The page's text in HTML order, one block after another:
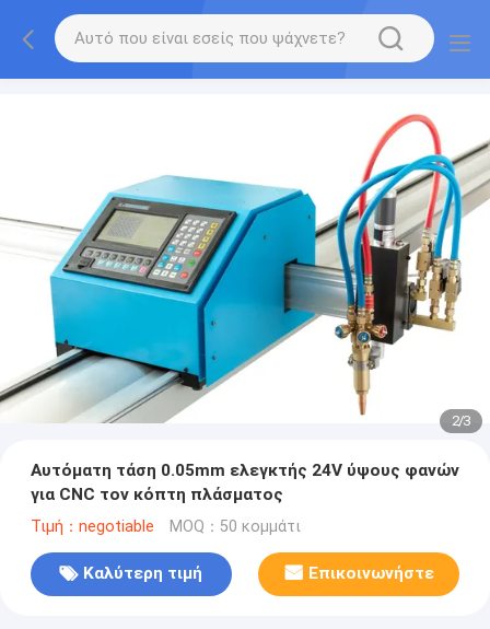
2/3
Αυτόματη τάση 0.05mm ελεγκτής 24V ύψους φανών
για CNC τον κόπτη πλάσματος
Τιμή：negotiable MOQ：50 κομμάτι
Καλύτερη τιμή Επικοινωνήστε